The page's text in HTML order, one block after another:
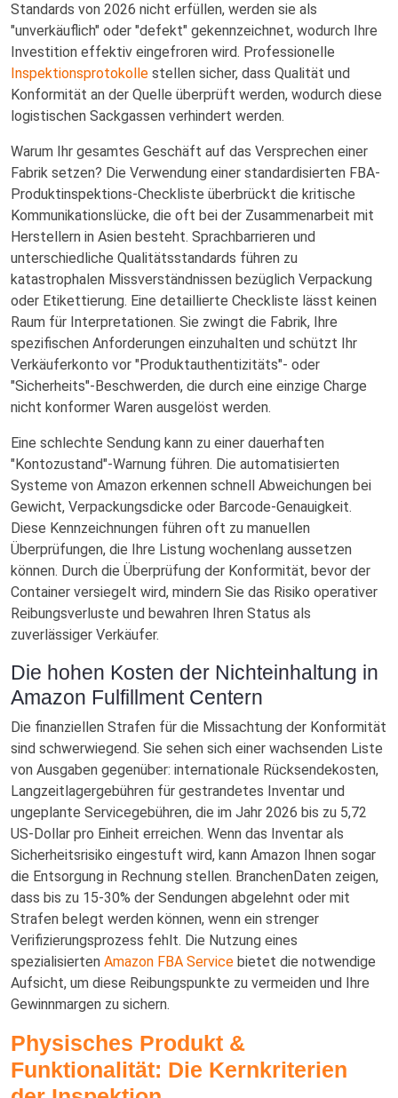
Standards von 2026 nicht erfüllen, werden sie als
"unverkäuflich" oder "defekt" gekennzeichnet, wodurch Ihre
Investition effektiv eingefroren wird. Professionelle
Inspektionsprotokolle stellen sicher, dass Qualität und
Konformität an der Quelle überprüft werden, wodurch diese
logistischen Sackgassen verhindert werden.
Warum Ihr gesamtes Geschäft auf das Versprechen einer
Fabrik setzen? Die Verwendung einer standardisierten FBA-
Produktinspektions-Checkliste überbrückt die kritische
Kommunikationslücke, die oft bei der Zusammenarbeit mit
Herstellern in Asien besteht. Sprachbarrieren und
unterschiedliche Qualitätsstandards führen zu
katastrophalen Missverständnissen bezüglich Verpackung
oder Etikettierung. Eine detaillierte Checkliste lässt keinen
Raum für Interpretationen. Sie zwingt die Fabrik, Ihre
spezifischen Anforderungen einzuhalten und schützt Ihr
Verkäuferkonto vor "Produktauthentizitäts"- oder
"Sicherheits"-Beschwerden, die durch eine einzige Charge
nicht konformer Waren ausgelöst werden.
Eine schlechte Sendung kann zu einer dauerhaften
"Kontozustand"-Warnung führen. Die automatisierten
Systeme von Amazon erkennen schnell Abweichungen bei
Gewicht, Verpackungsdicke oder Barcode-Genauigkeit.
Diese Kennzeichnungen führen oft zu manuellen
Überprüfungen, die Ihre Listung wochenlang aussetzen
können. Durch die Überprüfung der Konformität, bevor der
Container versiegelt wird, mindern Sie das Risiko operativer
Reibungsverluste und bewahren Ihren Status als
zuverlässiger Verkäufer.
Die hohen Kosten der Nichteinhaltung in
Amazon Fulfillment Centern
Die finanziellen Strafen für die Missachtung der Konformität
sind schwerwiegend. Sie sehen sich einer wachsenden Liste
von Ausgaben gegenüber: internationale Rücksendekosten,
Langzeitlagergebühren für gestrandetes Inventar und
ungeplante Servicegebühren, die im Jahr 2026 bis zu 5,72
US-Dollar pro Einheit erreichen. Wenn das Inventar als
Sicherheitsrisiko eingestuft wird, kann Amazon Ihnen sogar
die Entsorgung in Rechnung stellen. BranchenDaten zeigen,
dass bis zu 15-30% der Sendungen abgelehnt oder mit
Strafen belegt werden können, wenn ein strenger
Verifizierungsprozess fehlt. Die Nutzung eines
spezialisierten Amazon FBA Service bietet die notwendige
Aufsicht, um diese Reibungspunkte zu vermeiden und Ihre
Gewinnmargen zu sichern.
Physisches Produkt &
Funktionalität: Die Kernkriterien